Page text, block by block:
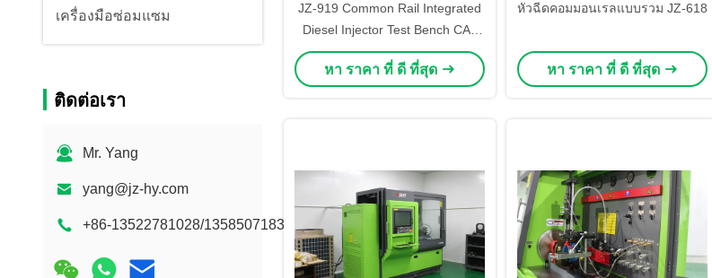
เครื่องมือซ่อมแซม
ติดต่อเรา
Mr. Yang
yang@jz-hy.com
+86-13522781028/13585071833
JZ-919 Common Rail Integrated
Diesel Injector Test Bench CAT
HEUI EUI EUP การทดสอบเครื่อง
ฉีดน้ํามัน
หา ราคา ที่ ดี ที่สุด
หัวฉีดคอมมอนเรลแบบรวม JZ-618
หา ราคา ที่ ดี ที่สุด